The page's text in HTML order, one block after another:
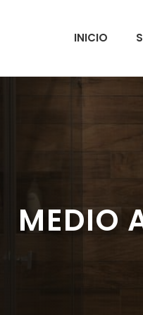
INICIO
MEDIO